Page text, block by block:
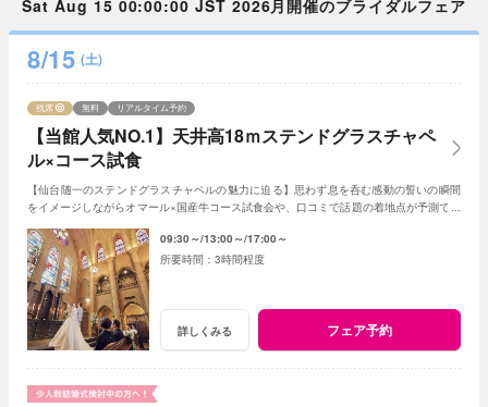
Sat Aug 15 00:00:00 JST 2026月開催のブライダルフェア
8/15 (土)
【当館人気NO.1】天井高18ｍステンドグラスチャペ
ル×コース試食
残席 無料 リアルタイム予約
【仙台随一のステンドグラスチャペルの魅力に迫る】思わず息を呑む感動の誓いの瞬間
をイメージしながらオマール×国産牛コース試食会や、口コミで話題の着地点が予測でき
09:30～ 13:00～ 17:00～
3時間程度
詳しくみる フェア予約